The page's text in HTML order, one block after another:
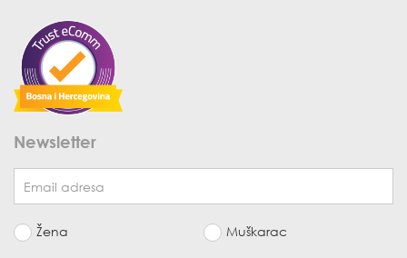
Newsletter
Žena Muškarac